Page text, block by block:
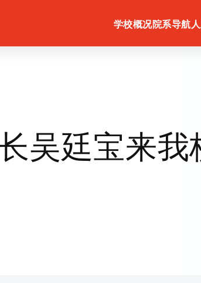
学校概况院系导航
吴廷宝来我